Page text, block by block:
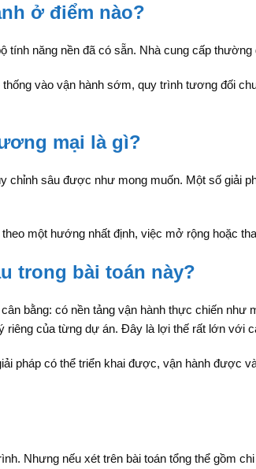
ở điểm nào?
tính năng nền đã có sẵn. Nhà cung cấp
thống vào vận hành sớm, quy trình tương đối
mại là gì?
chỉnh sâu được như mong muốn. Một số giải
một hướng nhất định, việc mở rộng hoặc
trong bài toán này?
bằng: có nền tảng vận hành thực chiến
riêng của từng dự án. Đây là lợi thế rất lớn với
pháp có thể triển khai được, vận hành được
Nhưng nếu xét trên bài toán tổng thể gồm